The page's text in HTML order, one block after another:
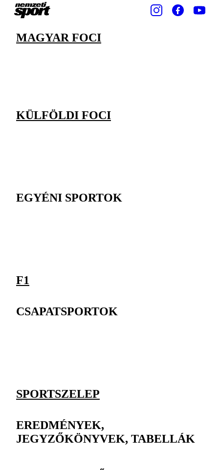
MAGYAR FOCI
KÜLFÖLDI FOCI
EGYÉNI SPORTOK
F1
CSAPATSPORTOK
SPORTSZELEP
EREDMÉNYEK,
JEGYZŐKÖNYVEK, TABELLÁK